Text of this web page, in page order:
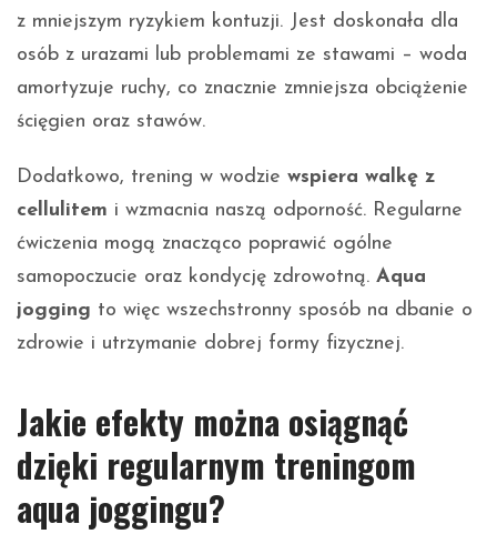
z mniejszym ryzykiem kontuzji. Jest doskonała dla
osób z urazami lub problemami ze stawami – woda
amortyzuje ruchy, co znacznie zmniejsza obciążenie
ścięgien oraz stawów.
Dodatkowo, trening w wodzie wspiera walkę z
cellulitem i wzmacnia naszą odporność. Regularne
ćwiczenia mogą znacząco poprawić ogólne
samopoczucie oraz kondycję zdrowotną. Aqua
jogging to więc wszechstronny sposób na dbanie o
zdrowie i utrzymanie dobrej formy fizycznej.
Jakie efekty można osiągnąć
dzięki regularnym treningom
aqua joggingu?